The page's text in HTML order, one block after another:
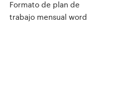
Formato de plan de
trabajo mensual word